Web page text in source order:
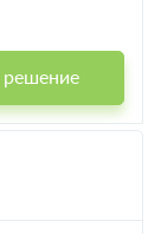
решение